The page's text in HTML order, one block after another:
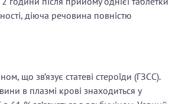
діюча речовина повністю
що зв’язує статеві стероїди (ГЗСС).
в плазмі крові знаходиться у